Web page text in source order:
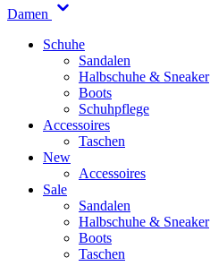
Damen
Schuhe
Sandalen
Halbschuhe & Sneaker
Boots
Schuhpflege
Accessoires
Taschen
New
Accessoires
Sale
Sandalen
Halbschuhe & Sneaker
Boots
Taschen